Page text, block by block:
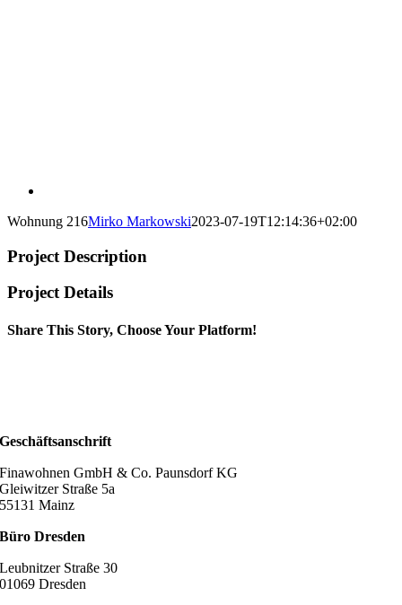
Wohnung 216Mirko Markowski2023-07-19T12:14:36+02:00
Project Description
Project Details
Share This Story, Choose Your Platform!
Geschäftsanschrift
Finawohnen GmbH & Co. Paunsdorf KG
Gleiwitzer Straße 5a
55131 Mainz
Büro Dresden
Leubnitzer Straße 30
01069 Dresden